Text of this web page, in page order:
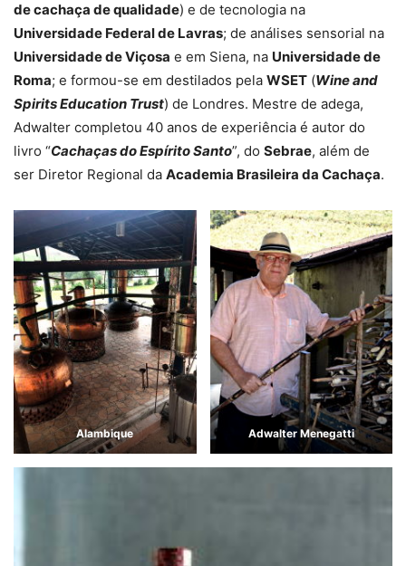
de cachaça de qualidade) e de tecnologia na
Universidade Federal de Lavras; de análises sensorial na
Universidade de Viçosa e em Siena, na Universidade de
Roma; e formou-se em destilados pela WSET (Wine and
Spirits Education Trust) de Londres. Mestre de adega,
Adwalter completou 40 anos de experiência é autor do
livro “Cachaças do Espírito Santo”, do Sebrae, além de
ser Diretor Regional da Academia Brasileira da Cachaça.
Alambique Adwalter Menegatti